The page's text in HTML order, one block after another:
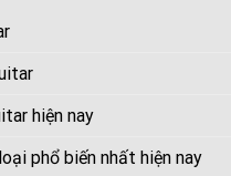
hiện nay
phổ biến nhất hiện nay